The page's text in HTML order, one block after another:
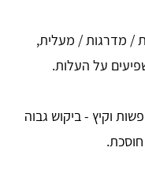
/ מדרגות / מעלית,
על העלות.
וקיץ - ביקוש גבוה